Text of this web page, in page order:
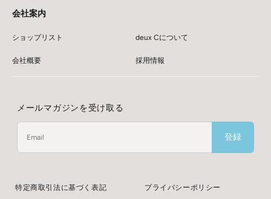
会社案内
ショップリスト deux Cについて
会社概要 採用情報
メールマガジンを受け取る
登録
特定商取引法に基づく表記 プライバシーポリシー